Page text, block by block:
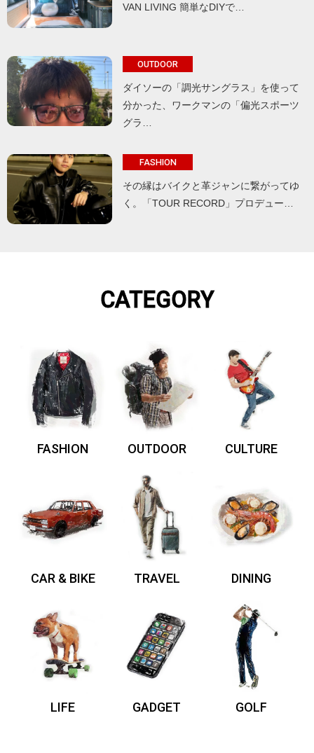
VAN LIVING 簡単なDIYで…
OUTDOOR
ダイソーの「調光サングラス」を使って
分かった、ワークマンの「偏光スポーツ
グラ…
FASHION
その縁はバイクと革ジャンに繋がってゆ
く。「TOUR RECORD」プロデュー…
CATEGORY
FASHION OUTDOOR CULTURE
CAR & BIKE TRAVEL DINING
LIFE GADGET GOLF